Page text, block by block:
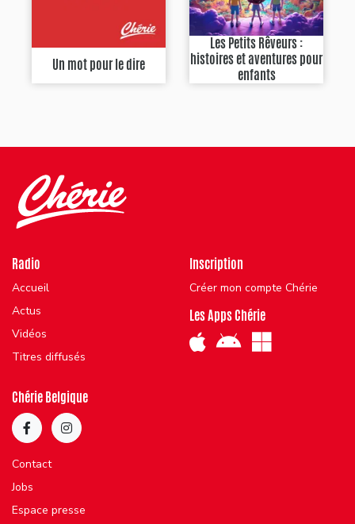
Un mot pour le dire
Les Petits Rêveurs :
histoires et aventures pour
enfants
Radio
Accueil
Actus
Vidéos
Titres diffusés
Inscription
Créer mon compte Chérie
Les Apps Chérie
Chérie Belgique
Contact
Jobs
Espace presse